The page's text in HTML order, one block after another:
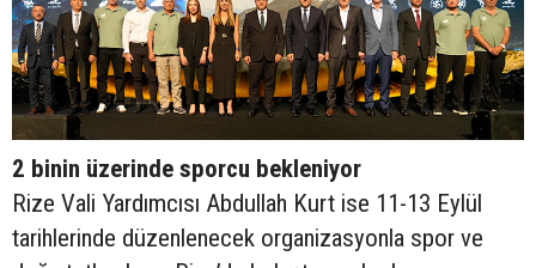
2 binin üzerinde sporcu bekleniyor
Rize Vali Yardımcısı Abdullah Kurt ise 11-13 Eylül
tarihlerinde düzenlenecek organizasyonla spor ve